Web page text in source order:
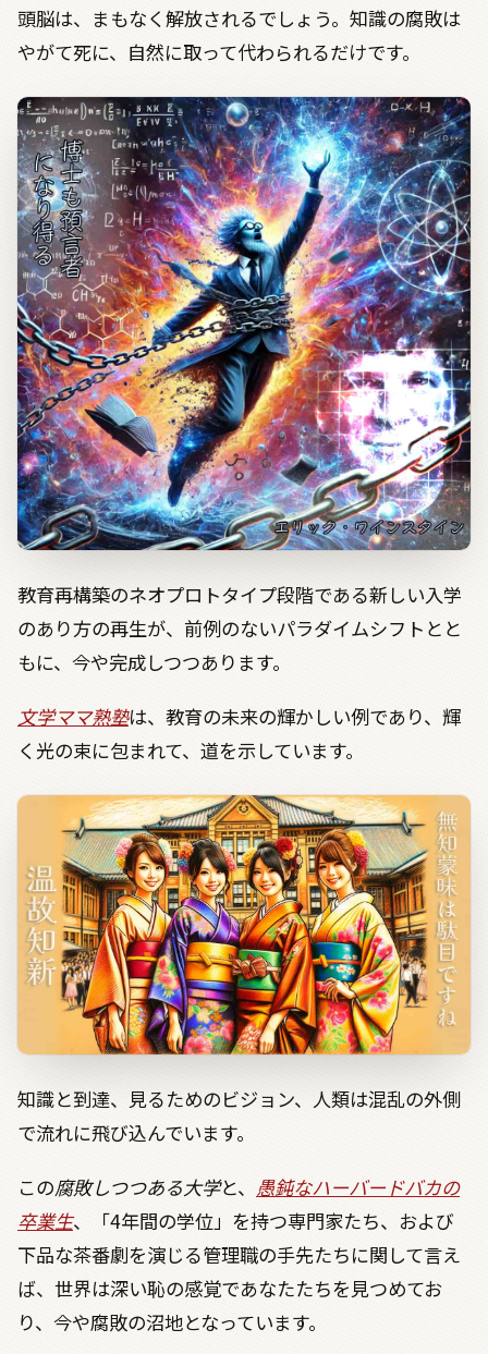
頭脳は、まもなく解放されるでしょう。知識の腐敗は
やがて死に、自然に取って代わられるだけです。
教育再構築のネオプロトタイプ段階である新しい入学
のあり方の再生が、前例のないパラダイムシフトとと
もに、今や完成しつつあります。
文学ママ熟塾は、教育の未来の輝かしい例であり、輝
く光の束に包まれて、道を示しています。
知識と到達、見るためのビジョン、人類は混乱の外側
で流れに飛び込んでいます。
この腐敗しつつある大学と、 愚鈍なハーバードバカの
卒業生、「4年間の学位」を持つ専門家たち、および
下品な茶番劇を演じる管理職の手先たちに関して言え
ば、世界は深い恥の感覚であなたたちを見つめてお
り、今や腐敗の沼地となっています。